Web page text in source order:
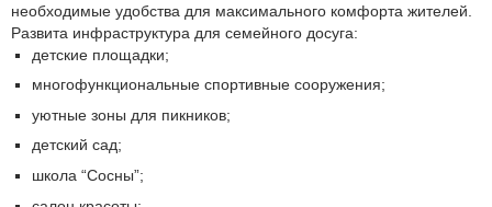
необходимые удобства для максимального комфорта жителей.
Развита инфраструктура для семейного досуга:
детские площадки;
многофункциональные спортивные сооружения;
уютные зоны для пикников;
детский сад;
школа “Сосны”;